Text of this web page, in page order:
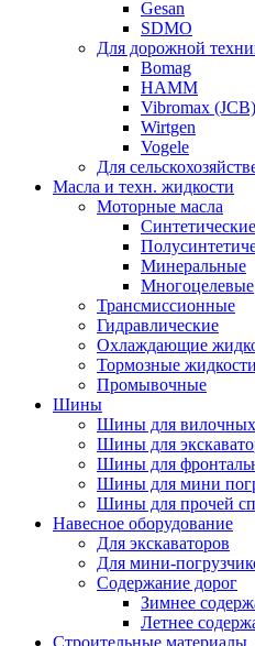
Gesan
SDMO
Для дорожной
Bomag
HAMM
Vibromax (JCB)
Wirtgen
Vogele
Для
Масла и техн. жидкости
Моторные масла
Синтетические
Минеральные
Многоцелевые
Трансмиссионные
Гидравлические
Охлаждающие
Тормозные жидкости
Промывочные
Шины
Шины для вилочных
Шины для
Шины для
Шины для мини
Шины для прочей
Навесное оборудование
Для экскаваторов
Для мини-
Содержание дорог
Зимнее
Летнее
Строительные материалы